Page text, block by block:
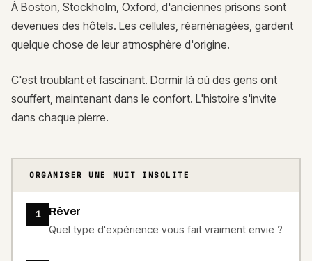
À Boston, Stockholm, Oxford, d'anciennes prisons sont
devenues des hôtels. Les cellules, réaménagées, gardent
quelque chose de leur atmosphère d'origine.
C'est troublant et fascinant. Dormir là où des gens ont
souffert, maintenant dans le confort. L'histoire s'invite
dans chaque pierre.
ORGANISER UNE NUIT INSOLITE
1 Rêver
Quel type d'expérience vous fait vraiment envie ?